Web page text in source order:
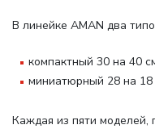
В линейке AMAN два
компактный 30 на 40
миниатюрный 28 на 18
Каждая из пяти моделей,